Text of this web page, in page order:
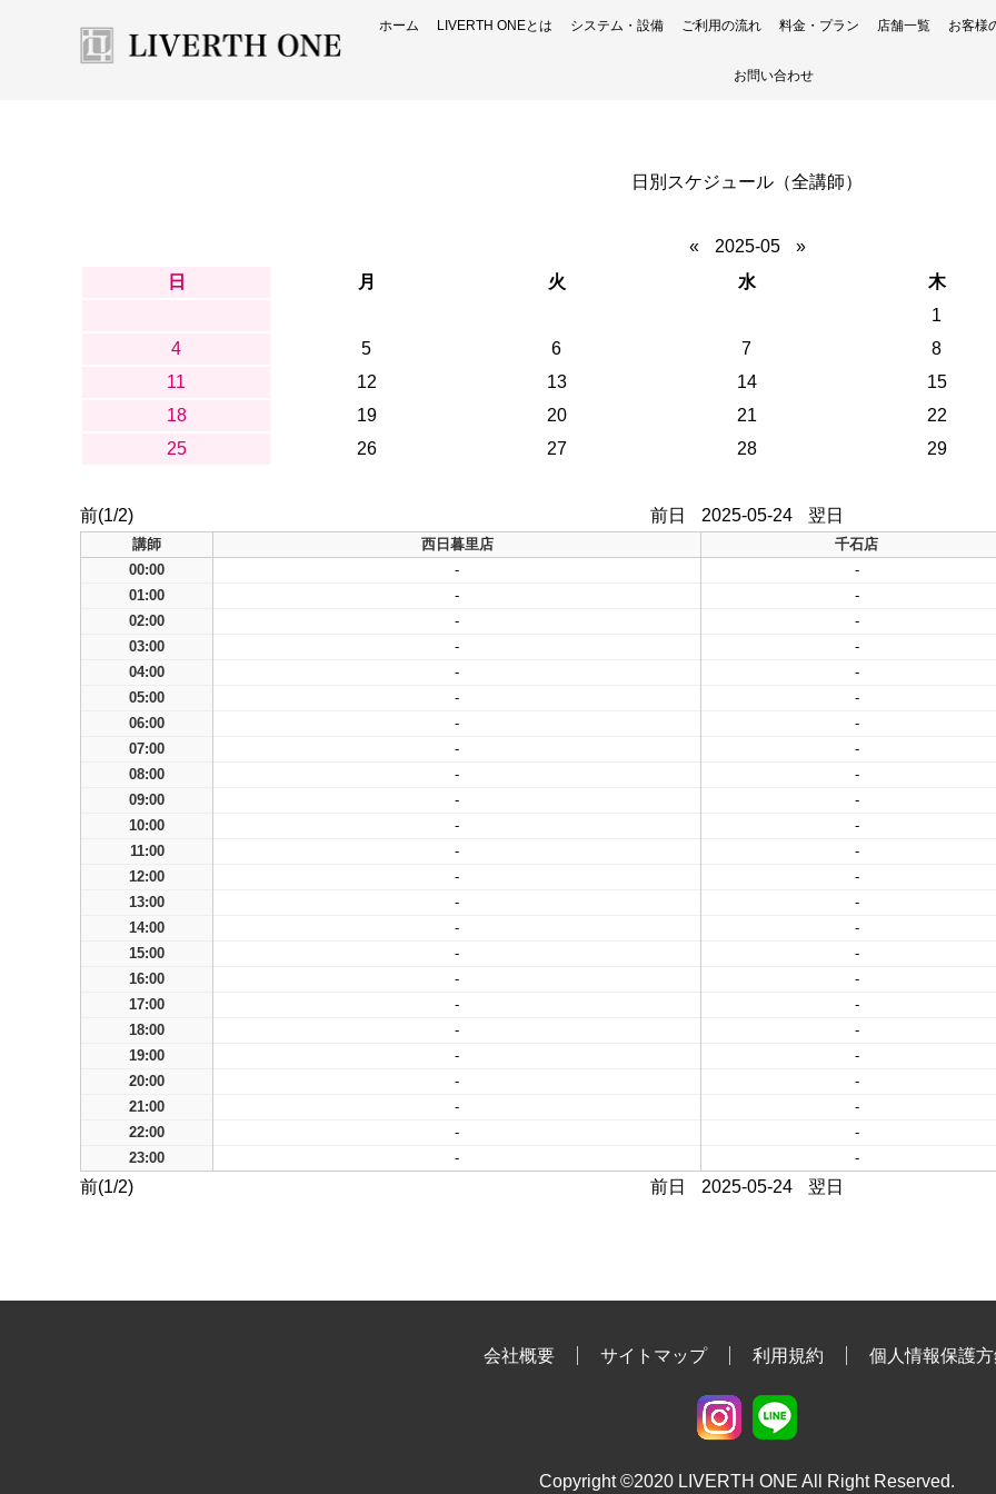
ホーム LIVERTH ONEとは システム・設備 ご利用の流れ 料金・プラン 店舗一覧 お客様
お問い合わせ
日別スケジュール（全講師）
« 2025-05 »
日 月 火 水 木
1
4
5 6 7 8
11
12 13 14 15
18
19 20 21 22
25
26 27 28 29
前(1/2) 前日 2025-05-24 翌日
講師 西日暮里店 千石店
00:00
- -
01:00
- -
02:00
- -
03:00
- -
04:00
- -
05:00
- -
06:00
- -
07:00
- -
08:00
- -
09:00
- -
10:00
- -
11:00
- -
12:00
- -
13:00
- -
14:00
- -
15:00
- -
16:00
- -
17:00
- -
18:00
- -
19:00
- -
20:00
- -
21:00
- -
22:00
- -
23:00
- -
前(1/2) 前日 2025-05-24 翌日
会社概要 サイトマップ 利用規約 個人情報保護
Copyright ©2020 LIVERTH ONE All Right Reserved.